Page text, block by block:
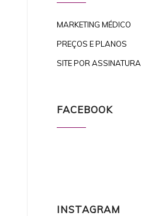
MARKETING MÉDICO
PREÇOS E PLANOS
SITE POR ASSINATURA
FACEBOOK
INSTAGRAM